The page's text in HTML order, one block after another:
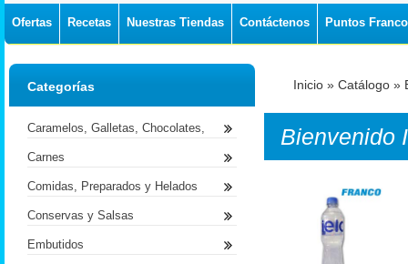
Ofertas Recetas Nuestras Tiendas Contáctenos Puntos Franco
Inicio » Catálogo »
Bienvenido
Categorías
Caramelos, Galletas, Chocolates,
Carnes
Comidas, Preparados y Helados
Conservas y Salsas
Embutidos